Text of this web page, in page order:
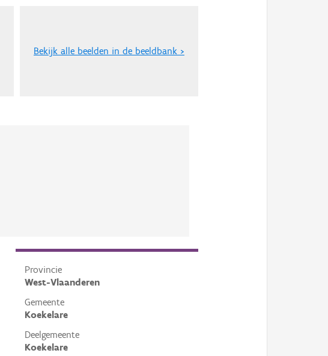
Bekijk alle beelden in de beeldbank >
Provincie
West-Vlaanderen
Gemeente
Koekelare
Deelgemeente
Koekelare